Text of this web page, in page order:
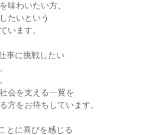
味わいたい方、
たいという
います。
事に挑戦したい
会を支える一翼を
方をお待ちしています。
とに喜びを感じる